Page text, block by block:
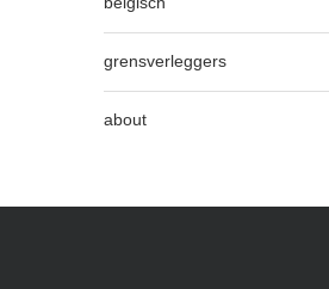
grensverleggers
about